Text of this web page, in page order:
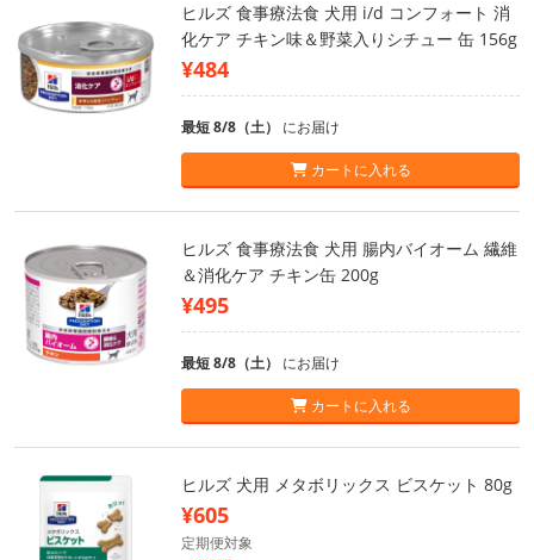
ヒルズ 食事療法食 犬用 i/d コンフォート 消
化ケア チキン味＆野菜入りシチュー 缶 156g
¥484
最短 8/8（土） にお届け
カートに入れる
ヒルズ 食事療法食 犬用 腸内バイオーム 繊維
＆消化ケア チキン缶 200g
¥495
最短 8/8（土） にお届け
カートに入れる
ヒルズ 犬用 メタボリックス ビスケット 80g
¥605
定期便対象